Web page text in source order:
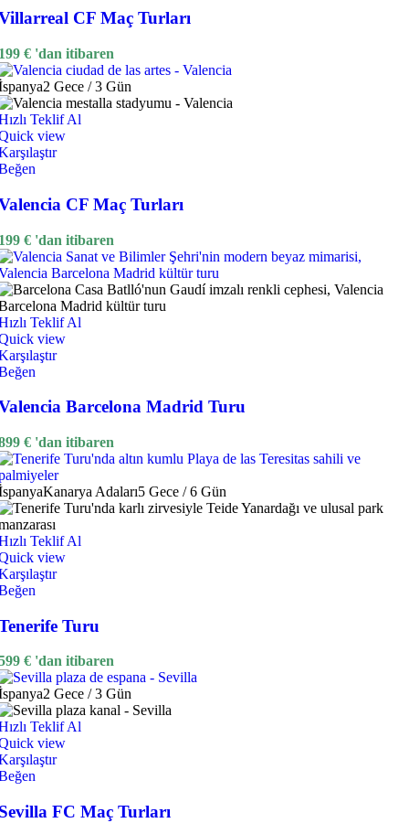
CF Maç Turları
€ 'dan itibaren
2 Gece / 3 Gün
Teklif Al
view
CF Maç Turları
€ 'dan itibaren
Teklif Al
view
Barcelona Madrid Turu
€ 'dan itibaren
Kanarya Adaları5 Gece / 6 Gün
Teklif Al
view
Turu
€ 'dan itibaren
2 Gece / 3 Gün
Teklif Al
view
FC Maç Turları